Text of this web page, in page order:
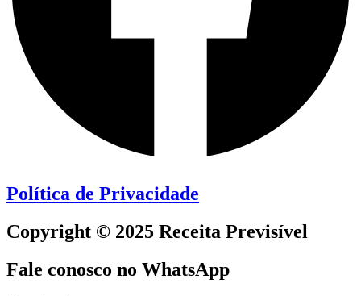
Política de Privacidade
Copyright © 2025 Receita Previsível
Fale conosco no WhatsApp